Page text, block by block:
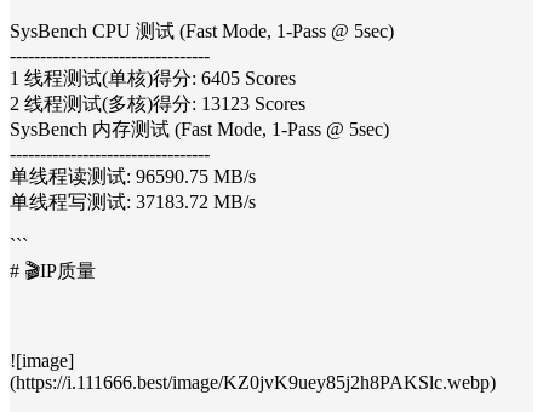
SysBench CPU 测试 (Fast Mode, 1-Pass @ 5sec)
---------------------------------
1 线程测试(单核)得分: 6405 Scores
2 线程测试(多核)得分: 13123 Scores
SysBench 内存测试 (Fast Mode, 1-Pass @ 5sec)
---------------------------------
单线程读测试: 96590.75 MB/s
单线程写测试: 37183.72 MB/s
```
# 🎬IP质量
![image]
(https://i.111666.best/image/KZ0jvK9uey85j2h8PAKSlc.webp)